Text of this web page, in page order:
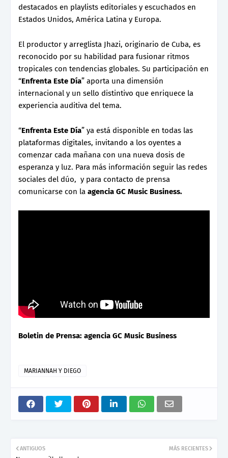
destacados en playlists editoriales y escuchados en
Estados Unidos, América Latina y Europa.
El productor y arreglista Jhazi, originario de Cuba, es
reconocido por su habilidad para fusionar ritmos
tropicales con tendencias globales. Su participación en
“Enfrenta Este Día” aporta una dimensión
internacional y un sello distintivo que enriquece la
experiencia auditiva del tema.
“Enfrenta Este Día” ya está disponible en todas las
plataformas digitales, invitando a los oyentes a
comenzar cada mañana con una nueva dosis de
esperanza y luz. Para más información seguir las redes
sociales del dúo, y para contacto de prensa
comunicarse con la agencia GC Music Business.
Boletin de Prensa: agencia GC Music Business
MARIANNAH Y DIEGO
MÁS RECIENTES
ANTIGUOS